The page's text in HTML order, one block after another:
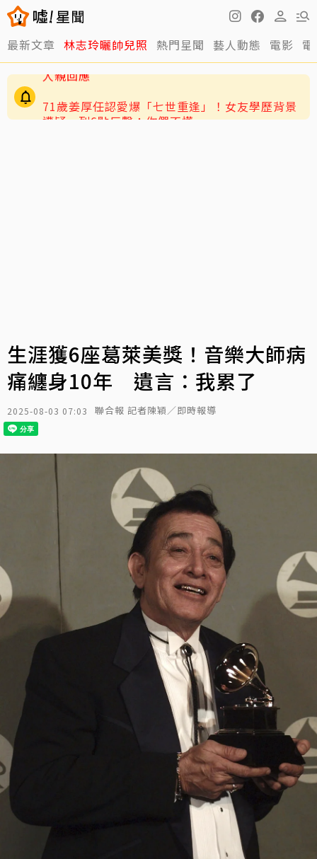
最新文章 林志玲曬帥兒照 熱門星聞 藝人動態 電影
遭疑 列6點反擊：你們不懂
生涯獲6座葛萊美獎！音樂大師病
痛纏身10年 遺言：我累了
2025-08-03 07:03 聯合報 記者陳穎／即時報導